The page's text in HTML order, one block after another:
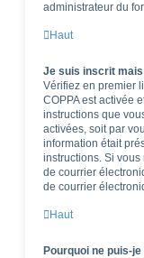
administrateur du
Haut
Je suis inscrit
Vérifiez en premier
COPPA est activée
instructions que
activées, soit par
information était
instructions. Si
de courrier
de courrier
Haut
Pourquoi ne puis-